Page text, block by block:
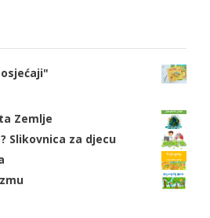
Zemlje
Slikovnica za djecu